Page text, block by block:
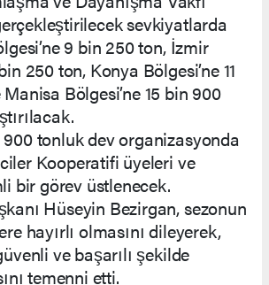
sevkiyatlarda
9 bin 250 ton, İzmir
250 ton, Konya Bölgesi’ne 11
Bölgesi’ne 15 bin 900
tonluk dev organizasyonda
Kooperatifi üyeleri ve
bir görev üstlenecek.
Hüseyin Bezirgan, sezonun
hayırlı olmasını dileyerek,
ve başarılı şekilde
temenni etti.